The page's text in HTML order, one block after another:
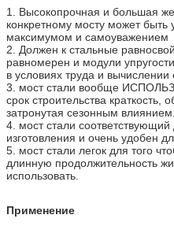
1. Высокопрочная и большая
конкретному мосту может
максимумом и самоуважением
2. Должен к стальные
равномерен и модули
в условиях труда и
3. мост стали вообще
срок строительства краткость,
затронутая сезонным влиянием.
4. мост стали
изготовления и очень удобен
5. мост стали легок для того
длинную продолжительность
использовать.
Применение